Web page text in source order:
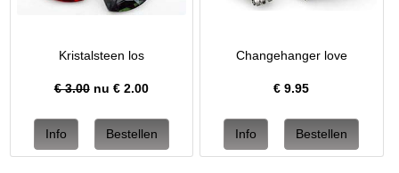
Kristalsteen los
€ 3.00nu € 2.00
Changehanger love
€9.95